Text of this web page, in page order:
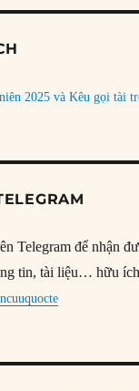
2025 và Kêu gọi tài
Telegram để nhận
tin, tài liệu… hữu